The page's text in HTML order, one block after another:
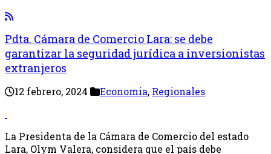
Pdta. Cámara de Comercio Lara: se debe
garantizar la seguridad jurídica a inversionistas
extranjeros
12 febrero, 2024 Economia, Regionales
La Presidenta de la Cámara de Comercio del estado
Lara, Olym Valera, considera que el país debe